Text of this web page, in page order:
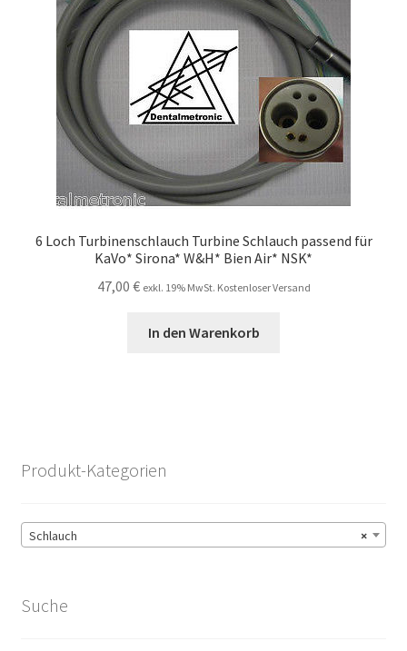
6 Loch Turbinenschlauch Turbine Schlauch passend für
KaVo* Sirona* W&H* Bien Air* NSK*
47,00 € exkl. 19% MwSt. Kostenloser Versand
In den Warenkorb
Produkt-Kategorien
×
Schlauch
Suche